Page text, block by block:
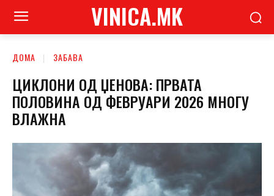
VINICA.MK
ДОМА ЗАБАВА
ЦИКЛОНИ ОД ЏЕНОВА: ПРВАТА
ПОЛОВИНА ОД ФЕВРУАРИ 2026 МНОГУ
ВЛАЖНА